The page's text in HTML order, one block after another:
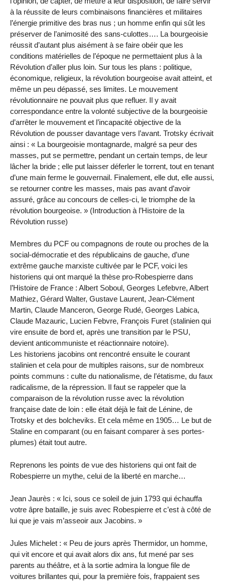
à la réussite de leurs combinaisons financières et militaires
l’énergie primitive des bras nus ; un homme enfin qui sût les
préserver de l’animosité des sans-culottes…. La bourgeoisie
réussit d’autant plus aisément à se faire obéir que les
conditions matérielles de l’époque ne permettaient plus à la
Révolution d’aller plus loin. Sur tous les plans : politique,
économique, religieux, la révolution bourgeoise avait atteint, et
même un peu dépassé, ses limites. Le mouvement
révolutionnaire ne pouvait plus que refluer. Il y avait
correspondance entre la volonté subjective de la bourgeoisie
d’arrêter le mouvement et l’incapacité objective de la
Révolution de pousser davantage vers l’avant. Trotsky écrivait
ainsi : « La bourgeoisie montagnarde, malgré sa peur des
masses, put se permettre, pendant un certain temps, de leur
lâcher la bride ; elle put laisser déferler le torrent, tout en tenant
d’une main ferme le gouvernail. Finalement, elle dut, elle aussi,
se retourner contre les masses, mais pas avant d’avoir
assuré, grâce au concours de celles-ci, le triomphe de la
révolution bourgeoise. » (Introduction à l’Histoire de la
Révolution russe)
Membres du PCF ou compagnons de route ou proches de la
social-démocratie et des républicains de gauche, d’une
extrême gauche marxiste cultivée par le PCF, voici les
historiens qui ont marqué la thèse pro-Robespierre dans
l’Histoire de France : Albert Soboul, Georges Lefebvre, Albert
Mathiez, Gérard Walter, Gustave Laurent, Jean-Clément
Martin, Claude Manceron, George Rudé, Georges Labica,
Claude Mazauric, Lucien Febvre, François Furet (stalinien qui
vire ensuite de bord et, après une transition par le PSU,
devient anticommuniste et réactionnaire notoire).
Les historiens jacobins ont rencontré ensuite le courant
stalinien et cela pour de multiples raisons, sur de nombreux
points communs : culte du nationalisme, de l’étatisme, du faux
radicalisme, de la répression. Il faut se rappeler que la
comparaison de la révolution russe avec la révolution
française date de loin : elle était déjà le fait de Lénine, de
Trotsky et des bolcheviks. Et cela même en 1905… Le but de
Staline en comparant (ou en faisant comparer à ses portes-
plumes) était tout autre.
Reprenons les points de vue des historiens qui ont fait de
Robespierre un mythe, celui de la liberté en marche…
Jean Jaurès : « Ici, sous ce soleil de juin 1793 qui échauffa
votre âpre bataille, je suis avec Robespierre et c’est à côté de
lui que je vais m’asseoir aux Jacobins. »
Jules Michelet : « Peu de jours après Thermidor, un homme,
qui vit encore et qui avait alors dix ans, fut mené par ses
parents au théâtre, et à la sortie admira la longue file de
voitures brillantes qui, pour la première fois, frappaient ses